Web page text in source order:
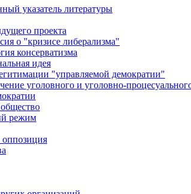
указатель литературы
проекта
о "кризисе либерализма"
консерватизма
идея
"управляемой демократии"
уголовного и уголовно-
режим